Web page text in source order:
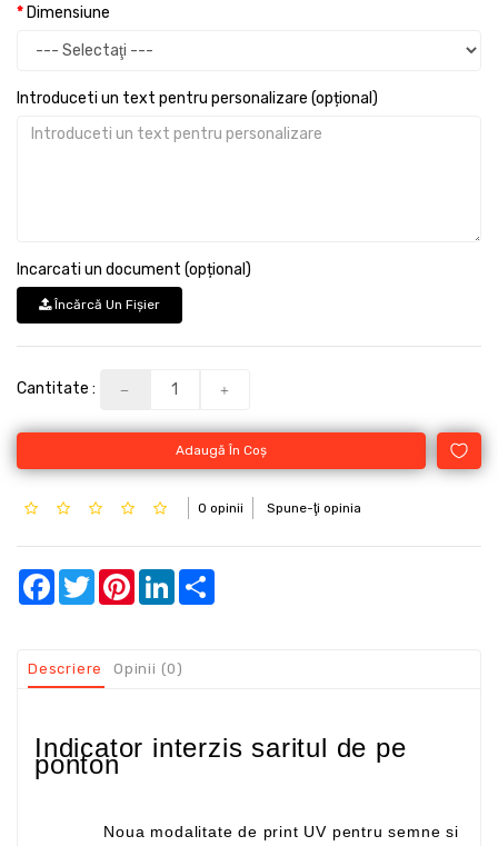
Dimensiune
Introduceti un text pentru personalizare (opțional)
Incarcati un document (opțional)
Încărcă Un Fişier
Cantitate :
Adaugă În Coş
0 opinii Spune-ţi opinia
Facebook
TwitterPinterestLinkedIn
Descriere Opinii (0)
Indicator interzis saritul de pe
ponton